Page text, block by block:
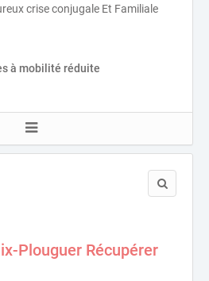
crise conjugale Et Familiale
à mobilité réduite
Plouguer Récupérer